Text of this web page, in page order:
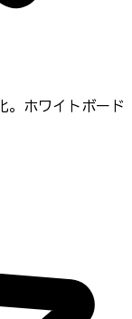
。ホワイトボード